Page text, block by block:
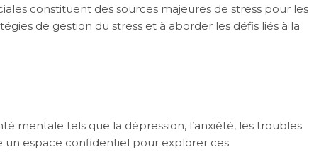
constituent des sources majeures de stress pour les
de gestion du stress et à aborder les défis liés à la
mentale tels que la dépression, l’anxiété, les troubles
un espace confidentiel pour explorer ces